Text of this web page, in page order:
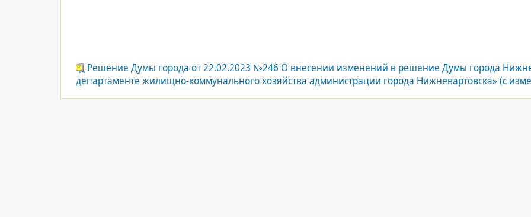
Решение Думы города от 22.02.2023 №246 О внесении изменений в решение Думы города
департаменте жилищно-коммунального хозяйства администрации города Нижневартовска» (с